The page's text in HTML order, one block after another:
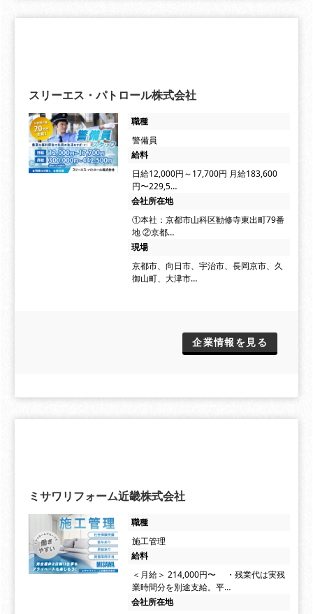
スリーエス・パトロール株式会社
職種
警備員
給料
日給12,000円～17,700円 月給183,600
円〜229,5…
会社所在地
①本社：京都市山科区勧修寺東出町79番
地 ②京都…
現場
京都市、向日市、宇治市、長岡京市、久
御山町、大津市…
企業情報を見る
ミサワリフォーム近畿株式会社
職種
施工管理
給料
＜月給＞ 214,000円〜 ・残業代は実残
業時間分を別途支給。平…
会社所在地